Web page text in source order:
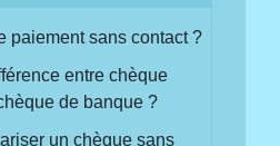
paiement sans contact ?
entre chèque
de banque ?
un chèque sans